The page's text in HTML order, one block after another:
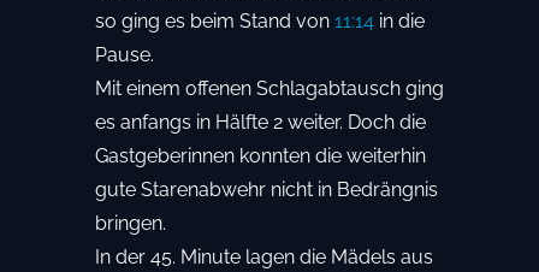
so ging es beim Stand von 11:14 in die
Pause.
Mit einem offenen Schlagabtausch ging
es anfangs in Hälfte 2 weiter. Doch die
Gastgeberinnen konnten die weiterhin
gute Starenabwehr nicht in Bedrängnis
bringen.
In der 45. Minute lagen die Mädels aus